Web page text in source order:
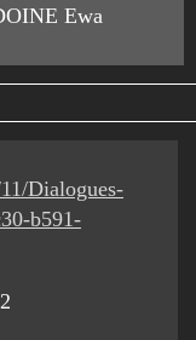
Ewa
Dialogues-
b591-